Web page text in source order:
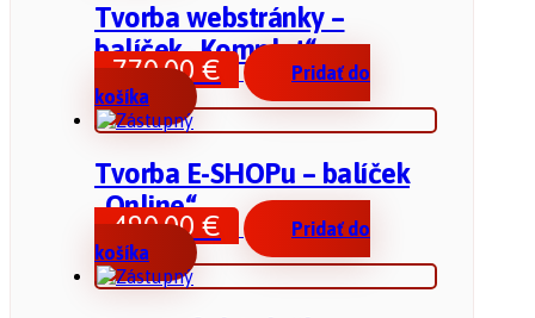
Tvorba webstránky –
balíček „Komplet“
770,00 €
Pridať do
košíka
Tvorba E-SHOPu – balíček
„Online“
490,00 €
Pridať do
košíka